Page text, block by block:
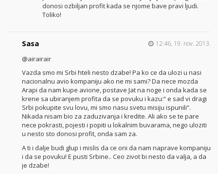
donosi ozbiljan profit kada se njome bave pravi ljudi.
Toliko!
Sasa 12:46, 19. nov. 2013.
@airairair
Vazda smo mi Srbi hteli nesto dzabe! Pa ko ce da ulozi u nasi
nacionalnu avio kompaniju ako ne mi sami? Da nece mozda
Arapi da nam kupe avione, postave Jat na noge i onda kada se
krene sa ubiranjem profita da se povuku i kazu:“ e sad vi dragi
Srbi pokupite svu lovu, mi smo nasu svetu misiju ispunili“.
Nikada nisam bio za zaduzivanja i kredite. Ali ako se te pare
nece pokrasti, pojesti i popiti u lokalnim buvarama, nego uloziti
u nesto sto donosi profit, onda sam za.
A ti i dalje budi glup i mislis da ce oni da nam naprave kompaniju
i da se povuku! E pusti Srbine.. Ceo zivot bi nesto da valja, a da
je dzabe!